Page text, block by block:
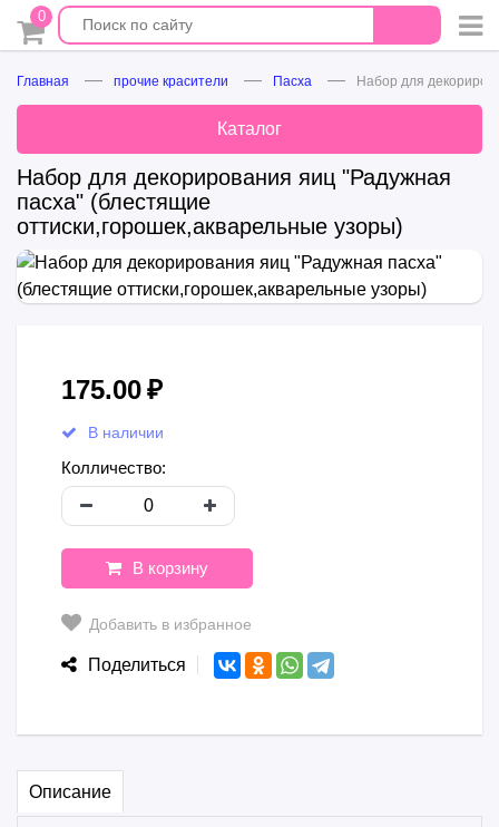
0
Главная прочие красители Пасха Набор для
Каталог
Набор для декорирования яиц "Радужная
пасха" (блестящие
оттиски,горошек,акварельные узоры)
175.00₽
В наличии
Колличество:
В корзину
Добавить в избранное
Поделиться
Описание